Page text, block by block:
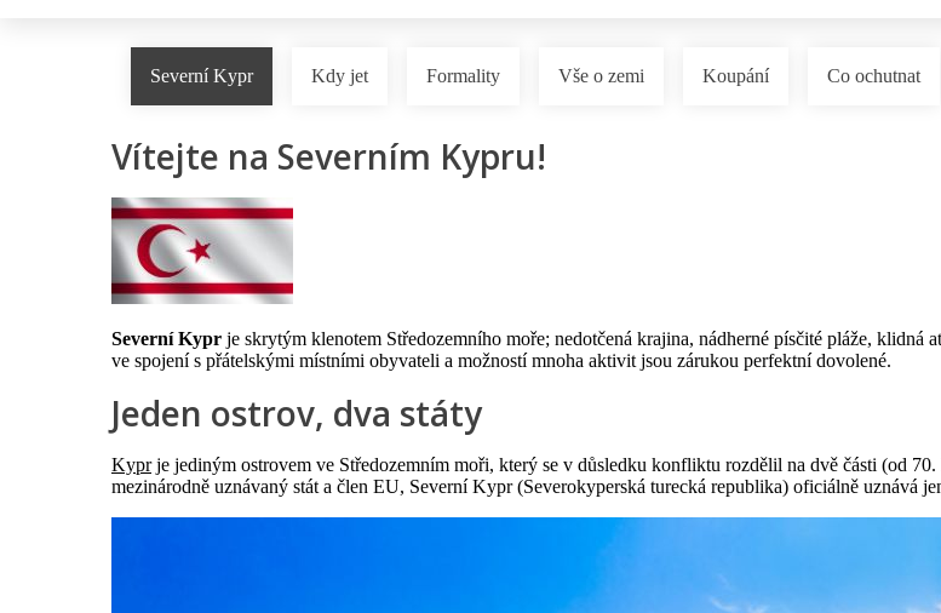
Severní Kypr Kdy jet Formality Vše o zemi Koupání Co ochutnat
Vítejte na Severním Kypru!
Severní Kypr je skrytým klenotem Středozemního moře; nedotčená krajina, nádherné písčité pláže, klidná
ve spojení s přátelskými místními obyvateli a možností mnoha aktivit jsou zárukou perfektní dovolené.
Jeden ostrov, dva státy
Kyprje jediným ostrovem ve Středozemním moři, který se v důsledku konfliktu rozdělil na dvě části (od
mezinárodně uznávaný stát a člen EU, Severní Kypr (Severokyperská turecká republika) oficiálně uznává